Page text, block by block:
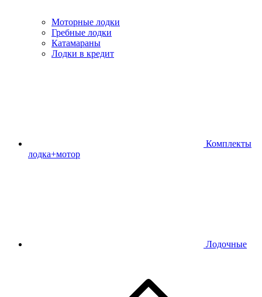
Моторные лодки
Гребные лодки
Катамараны
Лодки в кредит
Комплекты
лодка+мотор
Лодочные